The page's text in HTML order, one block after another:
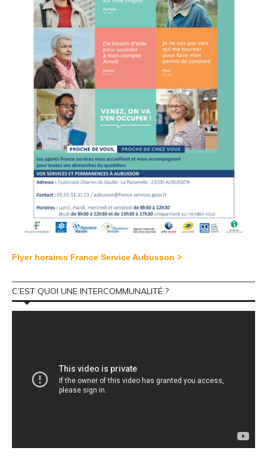
Flyer horaires France Service Aubusson >
C’EST QUOI UNE INTERCOMMUNALITÉ ?